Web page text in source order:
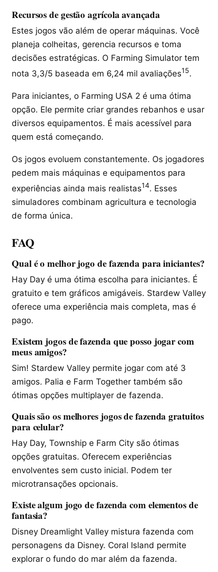
Recursos de gestão agrícola avançada
Estes jogos vão além de operar máquinas. Você
planeja colheitas, gerencia recursos e toma
decisões estratégicas. O Farming Simulator tem
nota 3,3/5 baseada em 6,24 mil avaliações15.
Para iniciantes, o Farming USA 2 é uma ótima
opção. Ele permite criar grandes rebanhos e usar
diversos equipamentos. É mais acessível para
quem está começando.
Os jogos evoluem constantemente. Os jogadores
pedem mais máquinas e equipamentos para
experiências ainda mais realistas14. Esses
simuladores combinam agricultura e tecnologia
de forma única.
FAQ
Qual é o melhor jogo de fazenda para iniciantes?
Hay Day é uma ótima escolha para iniciantes. É
gratuito e tem gráficos amigáveis. Stardew Valley
oferece uma experiência mais completa, mas é
pago.
Existem jogos de fazenda que posso jogar com
meus amigos?
Sim! Stardew Valley permite jogar com até 3
amigos. Palia e Farm Together também são
ótimas opções multiplayer de fazenda.
Quais são os melhores jogos de fazenda gratuitos
para celular?
Hay Day, Township e Farm City são ótimas
opções gratuitas. Oferecem experiências
envolventes sem custo inicial. Podem ter
microtransações opcionais.
Existe algum jogo de fazenda com elementos de
fantasia?
Disney Dreamlight Valley mistura fazenda com
personagens da Disney. Coral Island permite
explorar o fundo do mar além da fazenda.